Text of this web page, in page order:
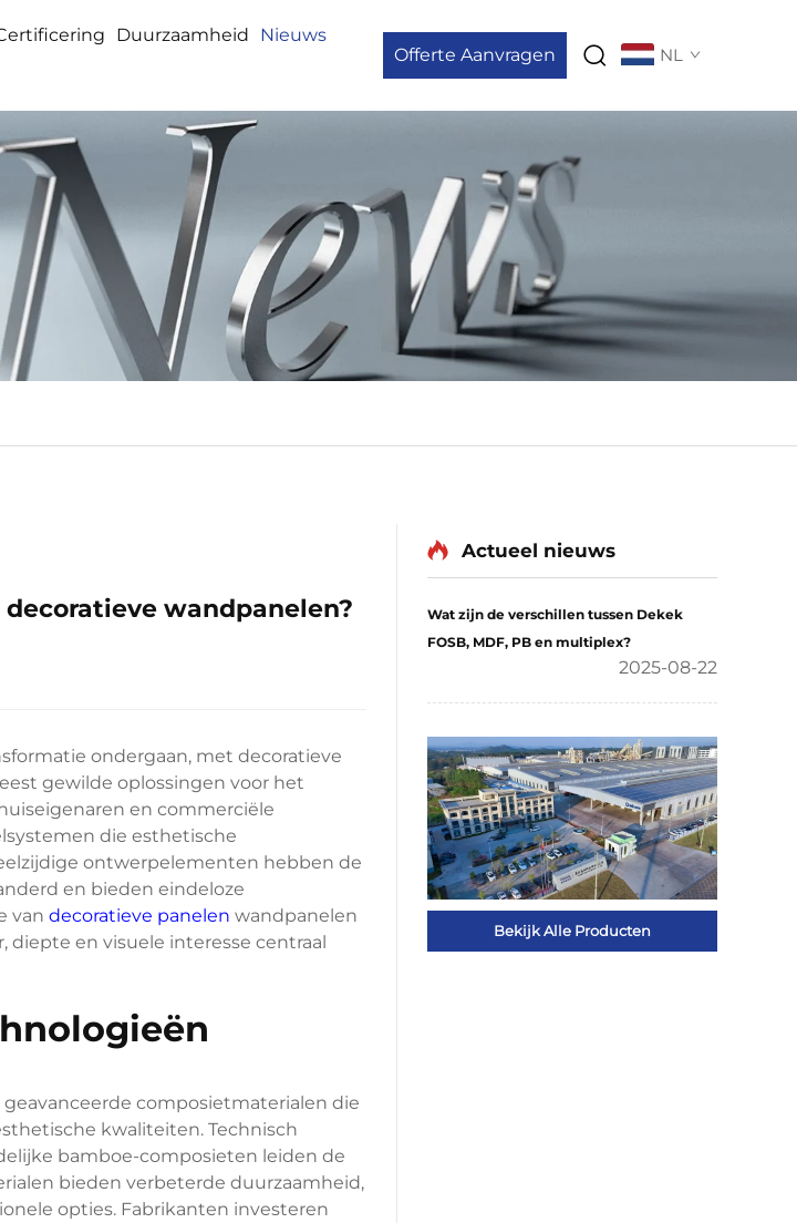
Duurzaamheid
Nieuws
Offerte Aanvragen NL
wandpanelen?
ondergaan, met decoratieve
gewilde oplossingen voor het
en commerciële
die esthetische
ontwerpelementen hebben de
en bieden eindeloze
van decoratieve panelen wandpanelen
en visuele interesse centraal
composietmaterialen die
kwaliteiten. Technisch
bamboe-composieten leiden de
bieden verbeterde duurzaamheid,
opties. Fabrikanten investeren
Actueel nieuws
Wat zijn de verschillen tussen Dekek
FOSB, MDF, PB en multiplex?
2025-08-22
Bekijk Alle Producten